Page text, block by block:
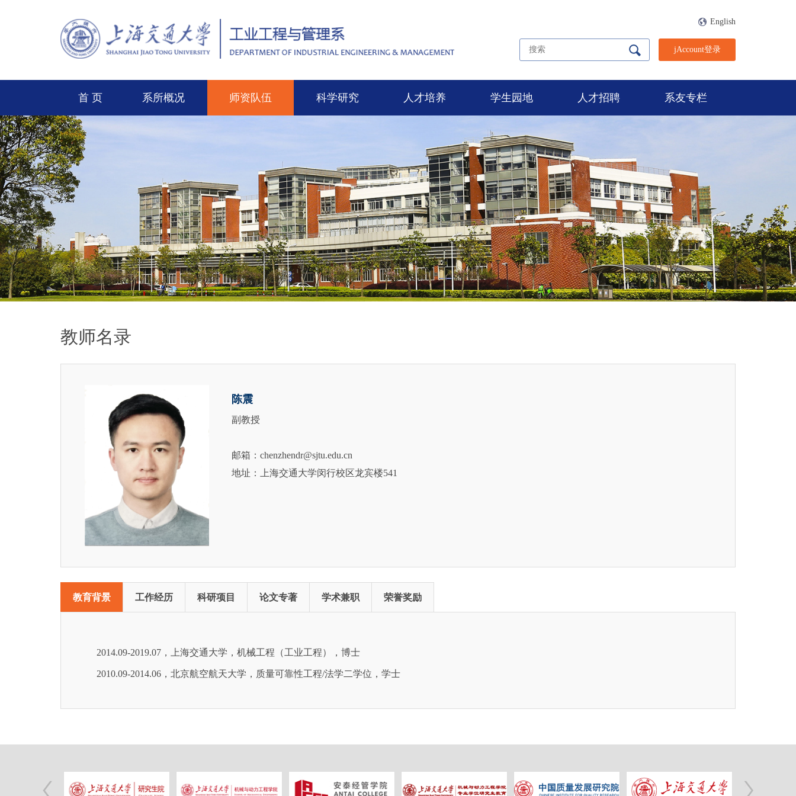
English
jAccount登录
首 页 系所概况 师资队伍 科学研究 人才培养 学生园地 人才招聘 系友专栏
教师名录
陈震
副教授
邮箱：chenzhendr@sjtu.edu.cn
地址：上海交通大学闵行校区龙宾楼541
教育背景 工作经历 科研项目 论文专著 学术兼职 荣誉奖励
2014.09-2019.07，上海交通大学，机械工程（工业工程），博士
2010.09-2014.06，北京航空航天大学，质量可靠性工程/法学二学位，学士